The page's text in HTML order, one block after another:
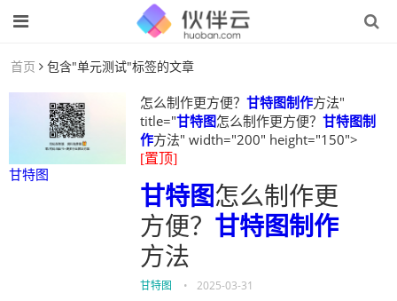
首页 包含"单元测试"标签的文章
甘特图
怎么制作更方便？ 甘特图制作方法"
title="甘特图怎么制作更方便？ 甘特图制
作方法" width="200" height="150">
[置顶]
甘特图怎么制作更
方便？ 甘特图制作
方法
甘特图 • 2025-03-31